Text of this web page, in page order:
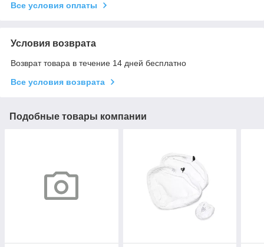
Все условия оплаты
Условия возврата
Возврат товара в течение 14 дней бесплатно
Все условия возврата
Подобные товары компании